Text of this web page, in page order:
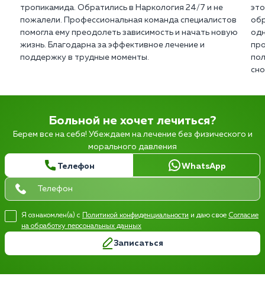
тропикамида. Обратились в Наркология 24/7 и не
пожалели. Профессиональная команда специалистов
помогла ему преодолеть зависимость и начать новую
жизнь. Благодарна за эффективное лечение и
поддержку в трудные моменты.
Больной не хочет лечиться?
Берем все на себя! Убеждаем на лечение без физического и
морального давления
Телефон WhatsApp
Я ознакомлен(а) с Политикой конфиденциальности и даю свое Согласие
на обработку персональных данных
Записаться